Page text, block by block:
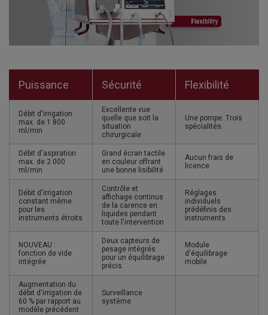
Puissance Sécurité Flexibilité
Débit d'irrigation
max. de 1 800
ml/min
Excellente vue
quelle que soit la
situation
chirurgicale
Une pompe. Trois
spécialités.
Débit d'aspiration
max. de 2 000
ml/min
Grand écran tactile
en couleur offrant
une bonne lisibilité
Aucun frais de
licence
Débit d'irrigation
constant même
pour les
instruments étroits
Contrôle et
affichage continus
de la carence en
liquides pendant
toute l'intervention
Réglages
individuels
prédéfinis des
instruments
NOUVEAU :
fonction de vide
intégrée
Deux capteurs de
pesage intégrés
pour un équilibrage
précis
Module
d'équilibrage
mobile
Augmentation du
débit d'irrigation de
60 % par rapport au
modèle précédent
Surveillance
système